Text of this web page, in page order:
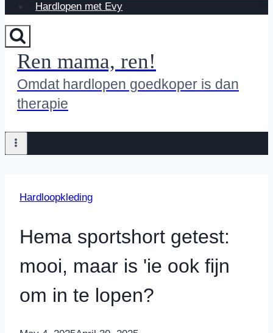
Hardlopen met Evy
Ren mama, ren!
Omdat hardlopen goedkoper is dan
therapie
Hardloopkleding
Hema sportshort getest:
mooi, maar is 'ie ook fijn
om in te lopen?